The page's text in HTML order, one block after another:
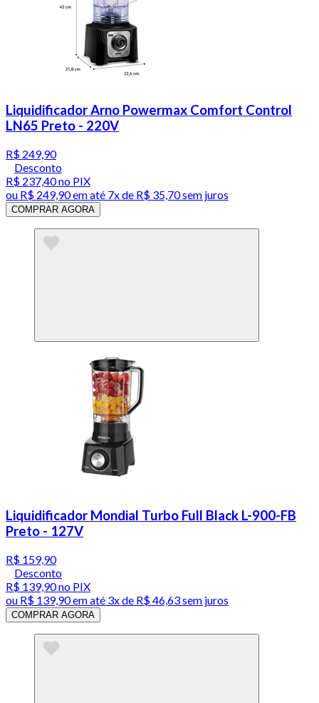
Liquidificador Arno Powermax Comfort Control
LN65 Preto - 220V
R$ 249,90
Desconto
R$ 237,40no PIX
ou R$ 249,90em até 7x de R$ 35,70 sem juros
COMPRAR AGORA
Liquidificador Mondial Turbo Full Black L-900-FB
Preto - 127V
R$ 159,90
Desconto
R$ 139,90no PIX
ou R$ 139,90em até 3x de R$ 46,63 sem juros
COMPRAR AGORA